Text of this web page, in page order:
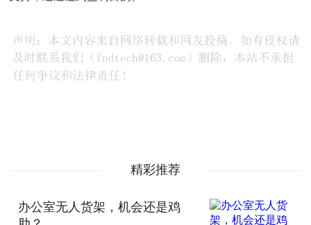
精彩推荐
办公室无人货架，机会还是鸡